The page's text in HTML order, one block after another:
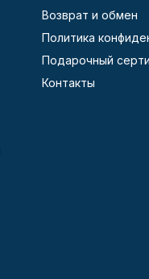
Возврат и обмен
Политика
Подарочный
Контакты